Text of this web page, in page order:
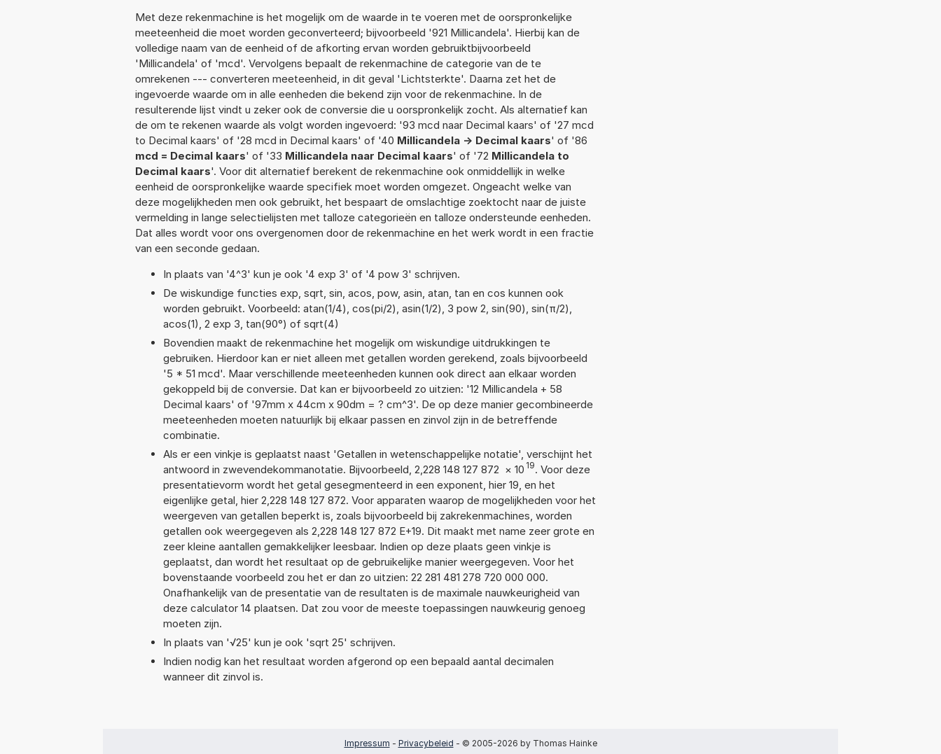
Met deze rekenmachine is het mogelijk om de waarde in te voeren met de oorspronkelijke
meeteenheid die moet worden geconverteerd; bijvoorbeeld '921 Millicandela'. Hierbij kan de
volledige naam van de eenheid of de afkorting ervan worden gebruiktbijvoorbeeld
'Millicandela' of 'mcd'. Vervolgens bepaalt de rekenmachine de categorie van de te
omrekenen --- converteren meeteenheid, in dit geval 'Lichtsterkte'. Daarna zet het de
ingevoerde waarde om in alle eenheden die bekend zijn voor de rekenmachine. In de
resulterende lijst vindt u zeker ook de conversie die u oorspronkelijk zocht. Als alternatief kan
de om te rekenen waarde als volgt worden ingevoerd: '93 mcd naar Decimal kaars' of '27 mcd
to Decimal kaars' of '28 mcd in Decimal kaars' of '40 Millicandela -> Decimal kaars' of '86
mcd = Decimal kaars' of '33 Millicandela naar Decimal kaars' of '72 Millicandela to
Decimal kaars'. Voor dit alternatief berekent de rekenmachine ook onmiddellijk in welke
eenheid de oorspronkelijke waarde specifiek moet worden omgezet. Ongeacht welke van
deze mogelijkheden men ook gebruikt, het bespaart de omslachtige zoektocht naar de juiste
vermelding in lange selectielijsten met talloze categorieën en talloze ondersteunde eenheden.
Dat alles wordt voor ons overgenomen door de rekenmachine en het werk wordt in een fractie
van een seconde gedaan.
In plaats van '4^3' kun je ook '4 exp 3' of '4 pow 3' schrijven.
De wiskundige functies exp, sqrt, sin, acos, pow, asin, atan, tan en cos kunnen ook
worden gebruikt. Voorbeeld: atan(1/4), cos(pi/2), asin(1/2), 3 pow 2, sin(90), sin(π/2),
acos(1), 2 exp 3, tan(90°) of sqrt(4)
Bovendien maakt de rekenmachine het mogelijk om wiskundige uitdrukkingen te
gebruiken. Hierdoor kan er niet alleen met getallen worden gerekend, zoals bijvoorbeeld
'5 * 51 mcd'. Maar verschillende meeteenheden kunnen ook direct aan elkaar worden
gekoppeld bij de conversie. Dat kan er bijvoorbeeld zo uitzien: '12 Millicandela + 58
Decimal kaars' of '97mm x 44cm x 90dm = ? cm^3'. De op deze manier gecombineerde
meeteenheden moeten natuurlijk bij elkaar passen en zinvol zijn in de betreffende
combinatie.
Als er een vinkje is geplaatst naast 'Getallen in wetenschappelijke notatie', verschijnt het
antwoord in zwevendekommanotatie. Bijvoorbeeld, 2,228 148 127 872 × 10 19. Voor deze
presentatievorm wordt het getal gesegmenteerd in een exponent, hier 19, en het
eigenlijke getal, hier 2,228 148 127 872. Voor apparaten waarop de mogelijkheden voor het
weergeven van getallen beperkt is, zoals bijvoorbeeld bij zakrekenmachines, worden
getallen ook weergegeven als 2,228 148 127 872 E+19. Dit maakt met name zeer grote en
zeer kleine aantallen gemakkelijker leesbaar. Indien op deze plaats geen vinkje is
geplaatst, dan wordt het resultaat op de gebruikelijke manier weergegeven. Voor het
bovenstaande voorbeeld zou het er dan zo uitzien: 22 281 481 278 720 000 000.
Onafhankelijk van de presentatie van de resultaten is de maximale nauwkeurigheid van
deze calculator 14 plaatsen. Dat zou voor de meeste toepassingen nauwkeurig genoeg
moeten zijn.
In plaats van '√25' kun je ook 'sqrt 25' schrijven.
Indien nodig kan het resultaat worden afgerond op een bepaald aantal decimalen
wanneer dit zinvol is.
Impressum - Privacybeleid - © 2005-2026 by Thomas Hainke